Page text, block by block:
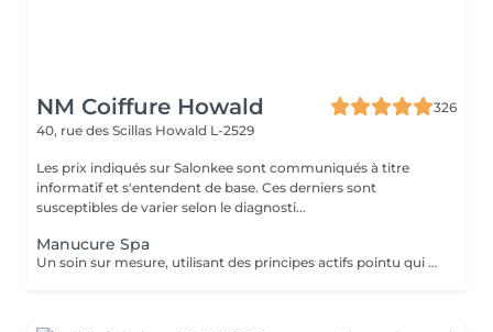
NM Coiffure Howald
326
40, rue des Scillas Howald L-2529
Les prix indiqués sur Salonkee sont communiqués à titre
informatif et s'entendent de base. Ces derniers sont
susceptibles de varier selon le diagnosti...
Manucure Spa
Un soin sur mesure, utilisant des principes actifs pointu qui vous aidera a la restructuration de vos mains ainsi que vos ongles. Une combination parfaite entre exfoliation et masque pour retrouver éclat et hydratation durable .